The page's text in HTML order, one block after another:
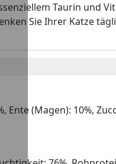
Taurin und
Sie Ihrer Katze
(Magen): 10%,